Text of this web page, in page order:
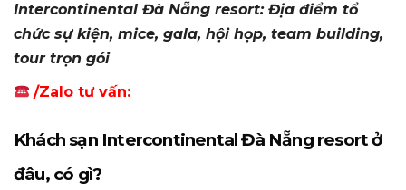
Intercontinental Đà Nẵng resort: Địa điểm tổ
chức sự kiện, mice, gala, hội họp, team building,
tour trọn gói
/Zalo tư vấn:
Khách sạn Intercontinental Đà Nẵng resort ở
đâu, có gì?